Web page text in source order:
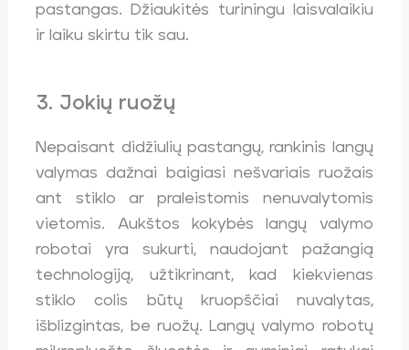
pastangas. Džiaukitės turiningu laisvalaikiu
ir laiku skirtu tik sau.
3. Jokių ruožų
Nepaisant didžiulių pastangų, rankinis langų
valymas dažnai baigiasi nešvariais ruožais
ant stiklo ar praleistomis nenuvalytomis
vietomis. Aukštos kokybės langų valymo
robotai yra sukurti, naudojant pažangią
technologiją, užtikrinant, kad kiekvienas
stiklo colis būtų kruopščiai nuvalytas,
išblizgintas, be ruožų. Langų valymo robotų